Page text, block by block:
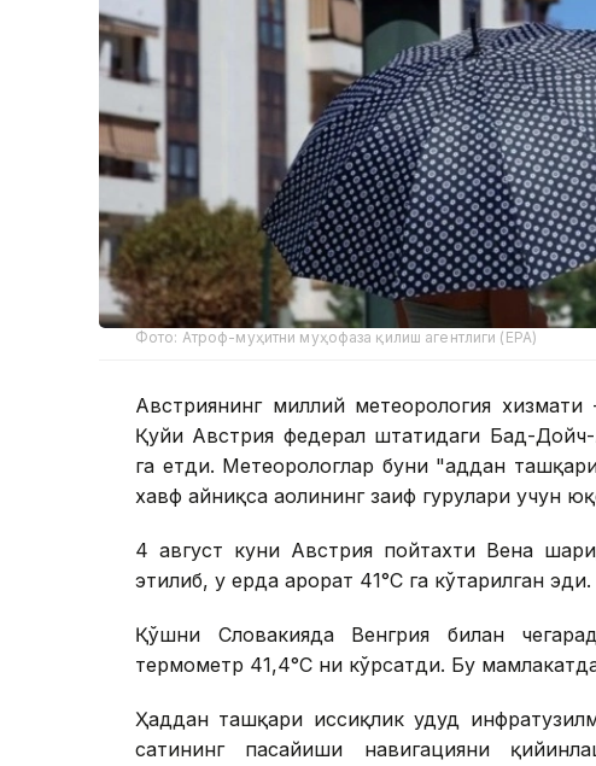
Фото: Атроф-муҳитни муҳофаза қилиш агентлиги (EPA)
Австриянинг миллий метеорология
Қуйи Австрия федерал штатидаги Бад-Дойч-
га етди. Метеорологлар буни "ҳаддан
хавф айниқса аҳолининг заиф гуруҳлари учун
4 август куни Австрия пойтахти Вена
этилиб, у ерда ҳарорат 41°С га кўтарилган эди.
Қўшни Словакияда Венгрия билан
термометр 41,4°С ни кўрсатди. Бу
Ҳаддан ташқари иссиқлик ҳудуд
сатҳининг пасайиши навигацияни